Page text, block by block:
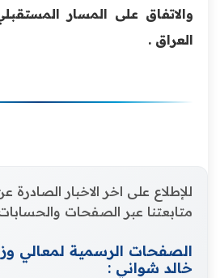
والاتفاق على المسار
العراق .‏
للإطلاع على اخر الاخبار الصادرة
متابعتنا عبر الصفحات والحسابات
الصفحات الرسمية لمعالي
خالد شواني :